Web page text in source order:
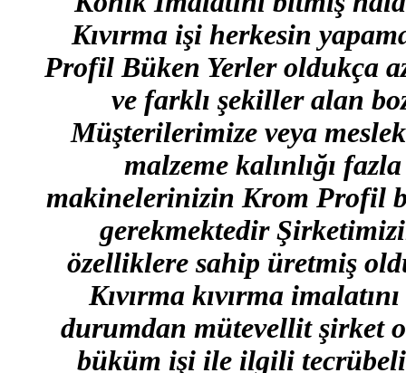
Kıvırma işi herkesin
Profil Büken Yerler oldukça
ve farklı şekiller alan
Müşterilerimize veya
malzeme kalınlığı
makinelerinizin Krom Profil
gerekmektedir
özelliklere sahip üretmiş
Kıvırma kıvırma
durumdan mütevellit şirket
büküm işi ile ilgili